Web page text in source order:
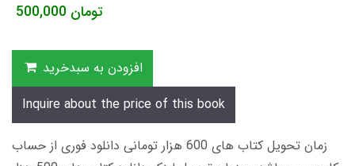
500,000 تومان
افزودن به سبدخرید
Inquire about the price of this book
زمان تحویل کتاب های 600 هزار تومانی دانلود فوری از حساب